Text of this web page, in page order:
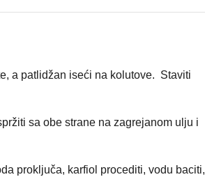
a patlidžan iseći na kolutove. Staviti
sa obe strane na zagrejanom ulju i
proključa, karfiol procediti, vodu baciti,